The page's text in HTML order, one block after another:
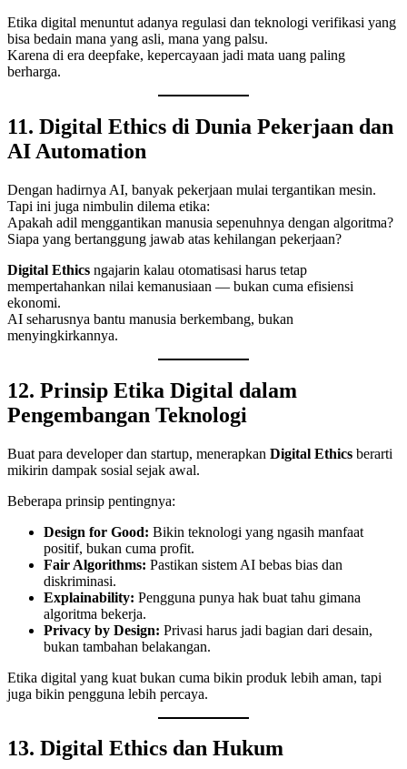
Etika digital menuntut adanya regulasi dan teknologi verifikasi yang
bisa bedain mana yang asli, mana yang palsu.
Karena di era deepfake, kepercayaan jadi mata uang paling
berharga.
11. Digital Ethics di Dunia Pekerjaan dan
AI Automation
Dengan hadirnya AI, banyak pekerjaan mulai tergantikan mesin.
Tapi ini juga nimbulin dilema etika:
Apakah adil menggantikan manusia sepenuhnya dengan algoritma?
Siapa yang bertanggung jawab atas kehilangan pekerjaan?
Digital Ethics ngajarin kalau otomatisasi harus tetap
mempertahankan nilai kemanusiaan — bukan cuma efisiensi
ekonomi.
AI seharusnya bantu manusia berkembang, bukan
menyingkirkannya.
12. Prinsip Etika Digital dalam
Pengembangan Teknologi
Buat para developer dan startup, menerapkan Digital Ethics berarti
mikirin dampak sosial sejak awal.
Beberapa prinsip pentingnya:
Design for Good: Bikin teknologi yang ngasih manfaat
positif, bukan cuma profit.
Fair Algorithms: Pastikan sistem AI bebas bias dan
diskriminasi.
Explainability: Pengguna punya hak buat tahu gimana
algoritma bekerja.
Privacy by Design: Privasi harus jadi bagian dari desain,
bukan tambahan belakangan.
Etika digital yang kuat bukan cuma bikin produk lebih aman, tapi
juga bikin pengguna lebih percaya.
13. Digital Ethics dan Hukum